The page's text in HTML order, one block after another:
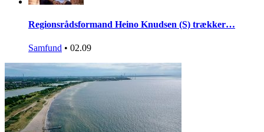
Regionsrådsformand Heino Knudsen (S) trækker…
Samfund • 02.09